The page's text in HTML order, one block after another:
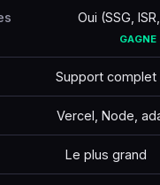
Oui (SSG,
GAGNE
Support complet
Vercel, Node,
Le plus grand